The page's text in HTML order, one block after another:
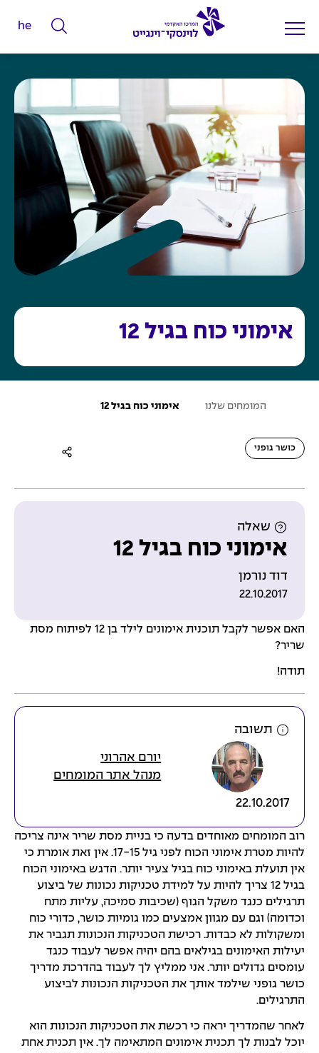
ה
ק
מ
י
ם
ל
פ
ש
he
אימוני כוח בגיל 12
ה
ב
המומחים שלנו אימוני כוח בגיל 12
כושר גופני
שאלה
אימוני כוח בגיל 12
דוד נורמן
22.10.2017
האם אפשר לקבל תוכנית אימונים לילד בן 12 לפיתוח מסת
שריר?
תודה!
תשובה
יורם אהרוני
מנהל אתר המומחים
22.10.2017
רוב המומחים מאוחדים בדעה כי בניית מסת שריר אינה צריכה
להיות מטרת אימוני הכוח לפני גיל 17-15. אין זאת אומרת כי
אין תועלת באימוני כוח בגיל צעיר יותר. הדגש באימוני הכוח
בגיל 12 צריך להיות על למידת טכניקות נכונות של ביצוע
תרגילים כנגד משקל הגוף (שכיבות סמיכה, עליות מתח
וכדומה) וגם עם מגוון אמצעים כמו גומיות כושר, כדורי כוח
ומשקולות לא כבדות. רכישת הטכניקות הנכונות תגביר את
יעילות האימונים בגילאים בהם יהיה אפשר לעבוד כנגד
עומסים גדולים יותר. אני ממליץ לך לעבוד בהדרכת מדריך
כושר גופני שילמד אותך את הטכניקות הנכונות לביצוע
התרגילים.
לאחר שהמדריך יראה כי רכשת את הטכניקות הנכונות הוא
יוכל לבנות לך תכנית אימונים המתאימה לך. אין תכנית אחת